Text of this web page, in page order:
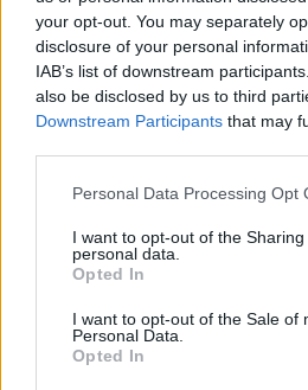
your opt-out. You may separately
disclosure of your personal
IAB’s list of downstream
also be disclosed by us to third
Downstream Participants that may
Personal Data Processing Opt
I want to opt-out of the
personal data.
Opted In
I want to opt-out of the Sale of
Personal Data.
Opted In
Commenti
Accedioregistratiper
articolo.
L'email è richiesta ma non verrà mostrata ai
commento esprime il pensiero dell'autore e
di VareseNews.it, che rimane autonoma e
commenti non sono testi giornalistici, ma
che includano uno o più link a siti esterni